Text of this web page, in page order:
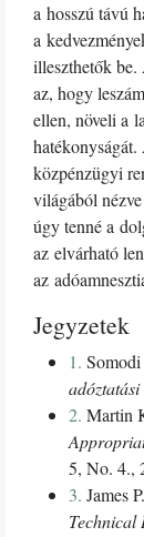
a hosszú távú
a
illeszthetők
az, hogy
ellen, növeli a
közpénzügyi
világából
úgy tenné a
az elvárható
az
Jegyzetek
1.
2. Martin
5, No. 4.,
3. James
Technical